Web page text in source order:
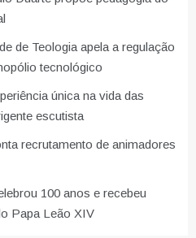
de Teologia apela a regulação
tecnológico
única na vida das
escutista
recrutamento de animadores
100 anos e recebeu
Papa Leão XIV